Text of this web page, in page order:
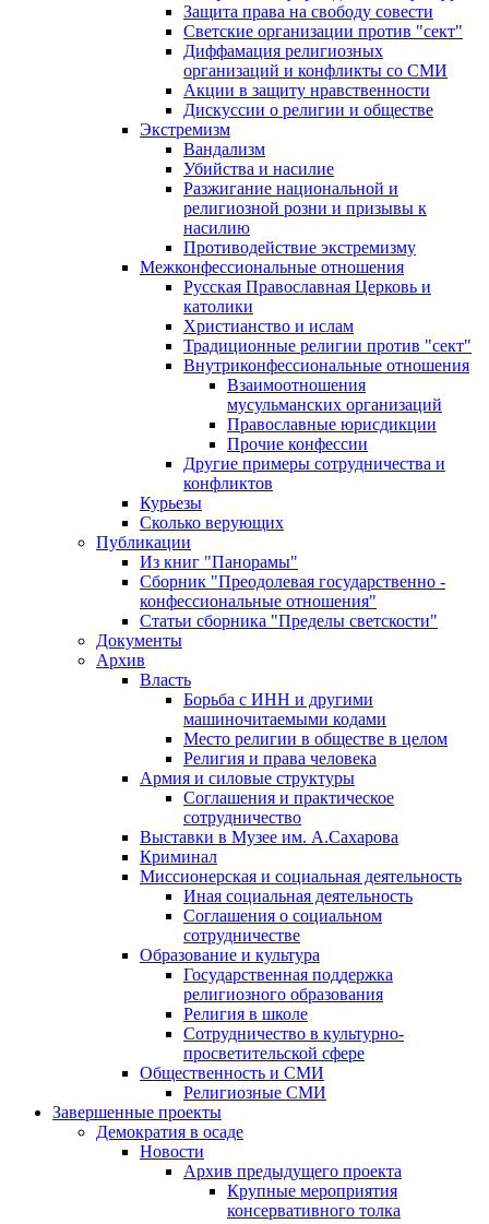
Защита права на свободу совести
Светские организации против "сект"
Диффамация религиозных
организаций и конфликты со СМИ
Акции в защиту нравственности
Дискуссии о религии и обществе
Экстремизм
Вандализм
Убийства и насилие
Разжигание национальной и
религиозной розни и призывы к
насилию
Противодействие экстремизму
Межконфессиональные отношения
Русская Православная Церковь и
католики
Христианство и ислам
Традиционные религии против "сект"
Внутриконфессиональные отношения
Взаимоотношения
мусульманских организаций
Православные юрисдикции
Прочие конфессии
Другие примеры сотрудничества и
конфликтов
Курьезы
Сколько верующих
Публикации
Из книг "Панорамы"
Сборник "Преодолевая государственно -
конфессиональные отношения"
Статьи сборника "Пределы светскости"
Документы
Архив
Власть
Борьба с ИНН и другими
машиночитаемыми кодами
Место религии в обществе в целом
Религия и права человека
Армия и силовые структуры
Соглашения и практическое
сотрудничество
Выставки в Музее им. А.Сахарова
Криминал
Миссионерская и социальная деятельность
Иная социальная деятельность
Соглашения о социальном
сотрудничестве
Образование и культура
Государственная поддержка
религиозного образования
Религия в школе
Сотрудничество в культурно-
просветительской сфере
Общественность и СМИ
Религиозные СМИ
Завершенные проекты
Демократия в осаде
Новости
Архив предыдущего проекта
Крупные мероприятия
консервативного толка